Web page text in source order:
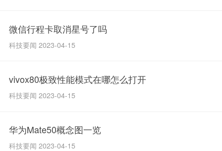
微信行程卡取消星号了吗
科技要闻 2023-04-15
vivox80极致性能模式在哪怎么打开
科技要闻 2023-04-15
华为Mate50概念图一览
科技要闻 2023-04-15